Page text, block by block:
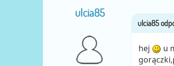
ulcia85
hej u